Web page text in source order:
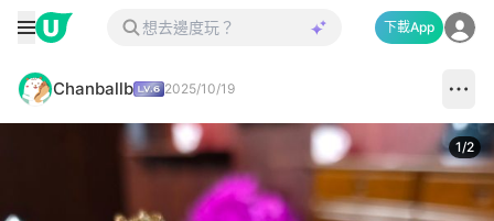
下載App
Chanballb 2025/10/19
1/2